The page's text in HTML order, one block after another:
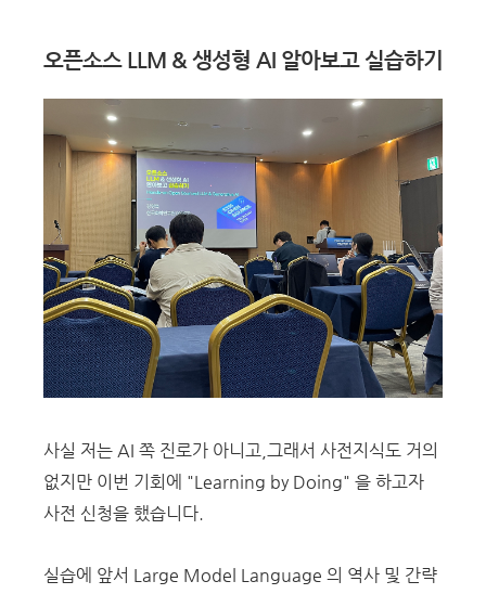
오픈소스 LLM & 생성형 AI 알아보고 실습하기
사실 저는 AI 쪽 진로가 아니고,그래서 사전지식도 거의
없지만 이번 기회에 "Learning by Doing" 을 하고자
사전 신청을 했습니다.
실습에 앞서 Large Model Language 의 역사 및 간략